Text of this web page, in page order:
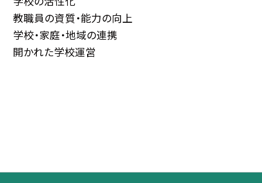
教職員の資質・能力の向上
学校・家庭・地域の連携
開かれた学校運営